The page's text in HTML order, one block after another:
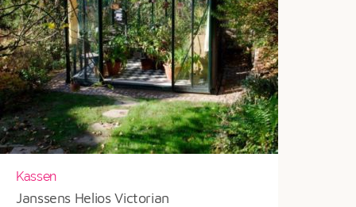
Kassen
Janssens Helios Victorian